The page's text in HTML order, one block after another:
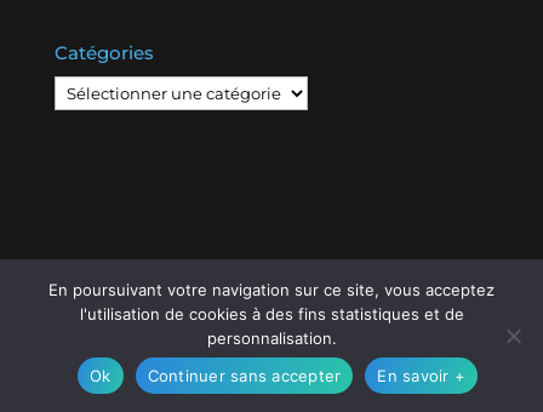
Catégories
Catégories
© Copyright8082020 -Les Entreprises Locales-
Mentions Légales – RGPD – Protection de la vie
privée – Gestion des cookies
En poursuivant votre navigation sur ce site, vous acceptez
l'utilisation de cookies à des fins statistiques et de
personnalisation.
Ok
Continuer sans accepter En savoir +